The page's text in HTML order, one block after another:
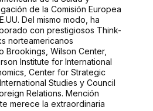
de la Comisión Europea
Del mismo modo, ha
con prestigiosos Think-
norteamericanos
Brookings, Wilson Center,
Institute for International
Center for Strategic
Studies y Council
Relations. Mención
merece la extraordinaria